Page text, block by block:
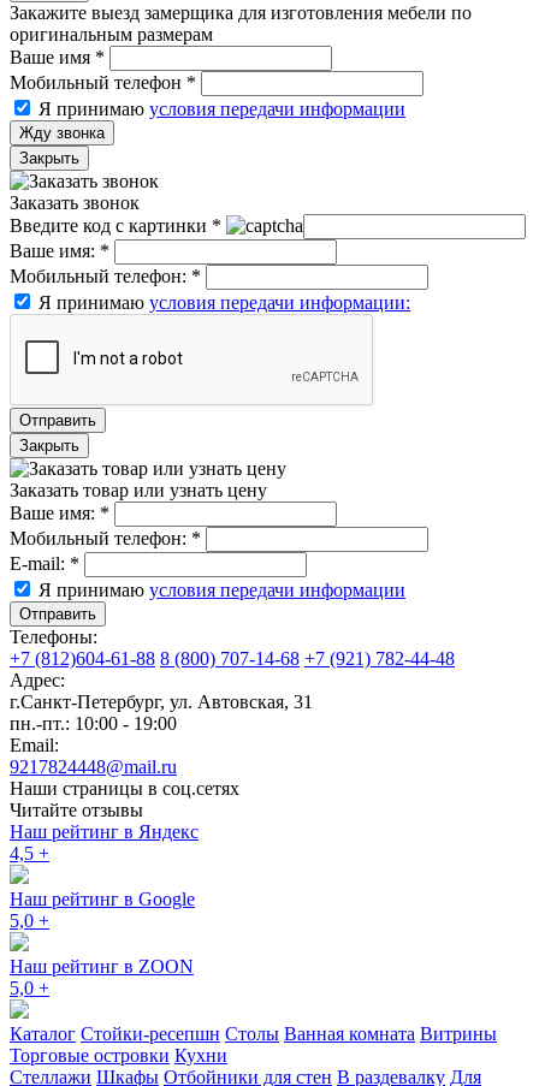
Закажите выезд замерщика для изготовления мебели по
оригинальным размерам
Ваше имя *
Мобильный телефон *
Я принимаю условия передачи информации
Жду звонка
Закрыть
Заказать звонок
Введите код с картинки *
Ваше имя: *
Мобильный телефон: *
Я принимаю условия передачи информации:
Отправить
Закрыть
Заказать товар или узнать цену
Ваше имя: *
Мобильный телефон: *
E-mail: *
Я принимаю условия передачи информации
Отправить
Телефоны:
+7 (812)604-61-88 8 (800) 707-14-68 +7 (921) 782-44-48
Адрес:
г.Санкт-Петербург, ул. Автовская, 31
пн.-пт.: 10:00 - 19:00
Email:
9217824448@mail.ru
Наши страницы в соц.сетях
Читайте отзывы
Наш рейтинг в Яндекс
4,5 +
Наш рейтинг в Google
5,0 +
Наш рейтинг в ZOON
5,0 +
Каталог Стойки-ресепшн Столы Ванная комната Витрины
Торговые островки Кухни
Стеллажи Шкафы Отбойники для стен В раздевалку Для